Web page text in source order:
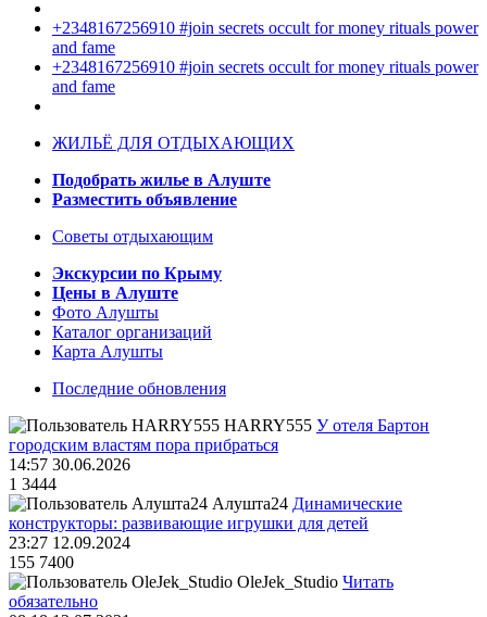
+2348167256910 #join secrets occult for money rituals power
and fame
+2348167256910 #join secrets occult for money rituals power
and fame
ЖИЛЬЁ ДЛЯ ОТДЫХАЮЩИХ
Подобрать жилье в Алуште
Разместить объявление
Советы отдыхающим
Экскурсии по Крыму
Цены в Алуште
Фото Алушты
Каталог организаций
Карта Алушты
Последние обновления
HARRY555 У отеля Бартон
городским властям пора прибраться
14:57 30.06.2026
1 3444
Алушта24 Динамические
конструкторы: развивающие игрушки для детей
23:27 12.09.2024
155 7400
OleJek_Studio Читать
обязательно